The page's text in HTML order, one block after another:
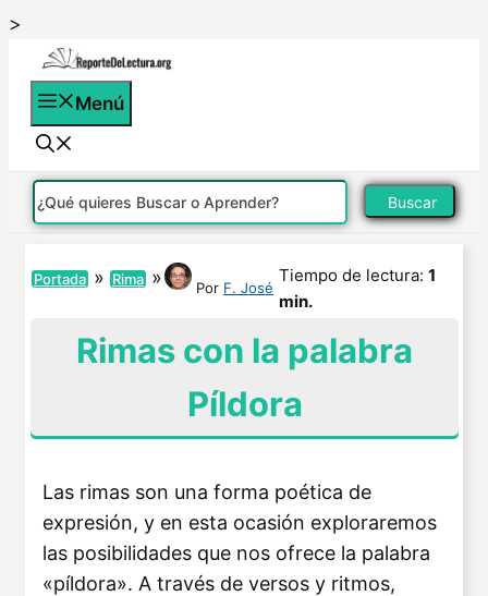
>
contenido
Menú
Buscar
Portada » Rima » Por F. José
Tiempo de lectura: 1
min.
Rimas con la palabra
Píldora
Las rimas son una forma poética de
expresión, y en esta ocasión exploraremos
las posibilidades que nos ofrece la palabra
«píldora». A través de versos y ritmos,